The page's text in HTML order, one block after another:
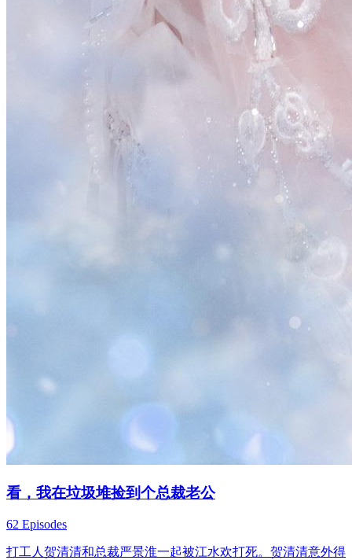
看，我在垃圾堆捡到个总裁老公
62 Episodes
打工人贺清清和总裁严景淮一起被江水欢打死。贺清清意外得